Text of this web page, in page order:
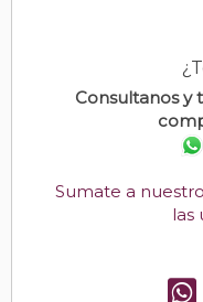
Consultanos y
Sumate a
las